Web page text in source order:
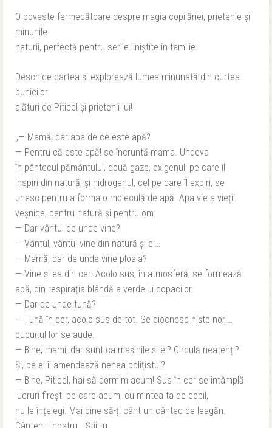
O poveste fermecătoare despre magia copilăriei, prietenie și
minunile
naturii, perfectă pentru serile liniștite în familie.
Deschide cartea și explorează lumea minunată din curtea
bunicilor
alături de Piticel și prietenii lui!
„— Mamă, dar apa de ce este apă?
— Pentru că este apă! se încruntă mama. Undeva
în pântecul pământului, două gaze, oxigenul, pe care îl
inspiri din natură, și hidrogenul, cel pe care îl expiri, se
unesc pentru a forma o moleculă de apă. Apa vie a vieții
veșnice, pentru natură și pentru om.
— Dar vântul de unde vine?
— Vântul, vântul vine din natură și el…
— Mamă, dar de unde vine ploaia?
— Vine și ea din cer. Acolo sus, în atmosferă, se formează
apă, din respirația blândă a verdelui copacilor.
— Dar de unde tună?
— Tună în cer, acolo sus de tot. Se ciocnesc niște nori…
bubuitul lor se aude.
— Bine, mami, dar sunt ca mașinile și ei? Circulă neatenți?
Și, pe ei îi amendează nenea polițistul?
— Bine, Piticel, hai să dormim acum! Sus în cer se întâmplă
lucruri firești pe care acum, cu mintea ta de copil,
nu le înțelegi. Mai bine să-ți cânt un cântec de leagăn.
Cântecul nostru… Știi tu…